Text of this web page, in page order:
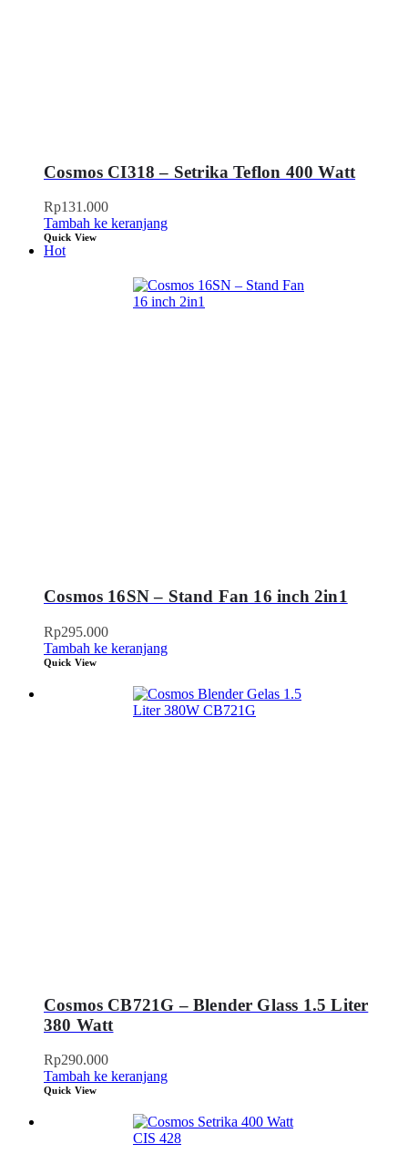
Cosmos CI318 – Setrika Teflon 400 Watt
Rp131.000
Tambah ke keranjang
Quick View
Hot
Cosmos 16SN – Stand Fan 16 inch 2in1
Rp295.000
Tambah ke keranjang
Quick View
Cosmos CB721G – Blender Glass 1.5 Liter
380 Watt
Rp290.000
Tambah ke keranjang
Quick View